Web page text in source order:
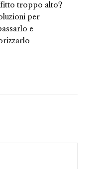
troppo alto?
per
e